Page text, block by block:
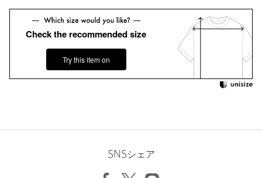
場合は、使用前に必ずご確認ください。
※商品画像は、光の当たり具合やパソコンなどの閲覧環境によ
り、実際の色味と異なって見える場合がございます。あらかじめ
※商品の色味の目安は、商品単体の画像をご参照ください。
※画像の商品はサンプルです。実際の商品と色味、仕様、加工、
サイズ、素材等が若干異なる場合がございます。
で下記の品名/品番をお申し付けください。
Check the recommended size
Try this item on
SNSシェア